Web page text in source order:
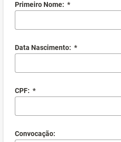
Primeiro Nome: *
Data Nascimento: *
CPF: *
Convocação: